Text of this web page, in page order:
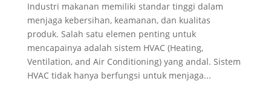
Industri makanan memiliki standar tinggi dalam
menjaga kebersihan, keamanan, dan kualitas
produk. Salah satu elemen penting untuk
mencapainya adalah sistem HVAC (Heating,
Ventilation, and Air Conditioning) yang andal. Sistem
HVAC tidak hanya berfungsi untuk menjaga...